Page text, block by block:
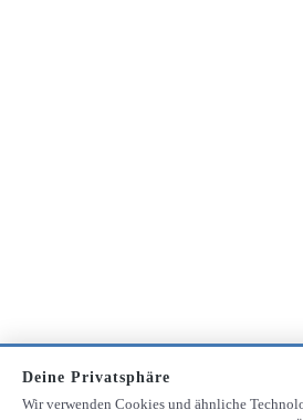
Deine Privatsphäre
Wir verwenden Cookies und ähnliche